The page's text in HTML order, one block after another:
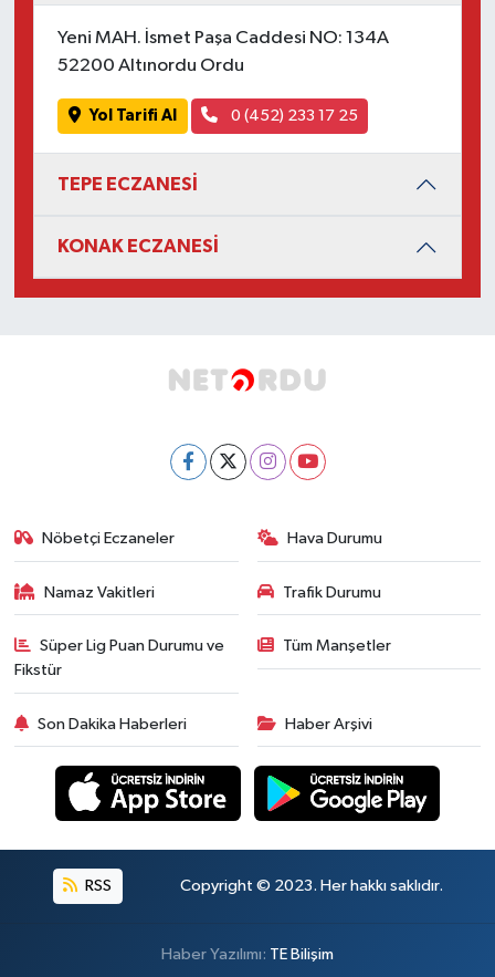
Yeni MAH. İsmet Paşa Caddesi NO: 134A
52200 Altınordu Ordu
Yol Tarifi Al 0 (452) 233 17 25
TEPE ECZANESİ
KONAK ECZANESİ
Nöbetçi Eczaneler Hava Durumu
Namaz Vakitleri Trafik Durumu
Süper Lig Puan Durumu ve
Fikstür
Tüm Manşetler
Son Dakika Haberleri Haber Arşivi
RSS Copyright © 2023. Her hakkı saklıdır.
Haber Yazılımı: TE Bilişim